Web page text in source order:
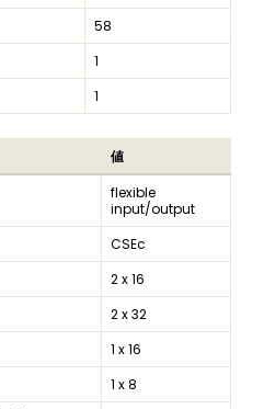
58
1
1
値
flexible
input/output
CSEc
2 x 16
2 x 32
1 x 16
1 x 8